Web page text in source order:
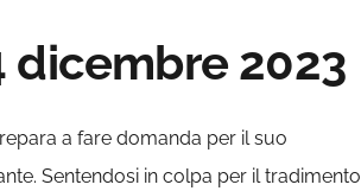
dicembre 2023
a fare domanda per il suo
Sentendosi in colpa per il tradimento